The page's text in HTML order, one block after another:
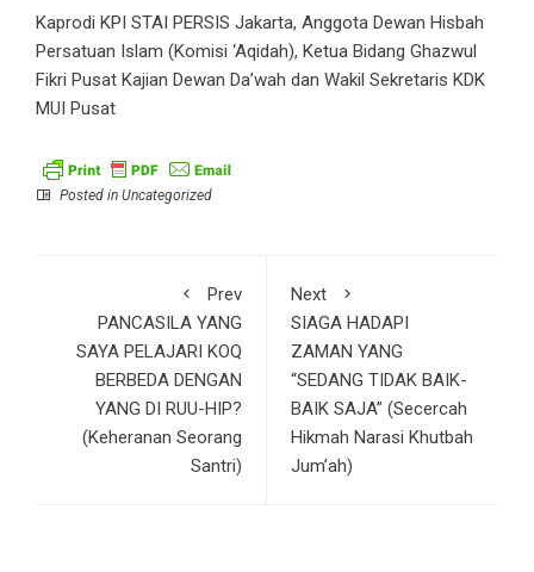
Kaprodi KPI STAI PERSIS Jakarta, Anggota Dewan Hisbah
Persatuan Islam (Komisi ‘Aqidah), Ketua Bidang Ghazwul
Fikri Pusat Kajian Dewan Da’wah dan Wakil Sekretaris KDK
MUI Pusat
Posted in Uncategorized
Prev
PANCASILA YANG
SAYA PELAJARI KOQ
BERBEDA DENGAN
YANG DI RUU-HIP?
(Keheranan Seorang
Santri)
Next
SIAGA HADAPI
ZAMAN YANG
“SEDANG TIDAK BAIK-
BAIK SAJA” (Secercah
Hikmah Narasi Khutbah
Jum’ah)